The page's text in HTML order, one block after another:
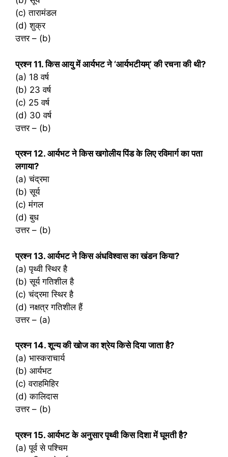
(c) तारामंडल
(d) शुक्र
उत्तर – (b)
प्रश्‍न 11. किस आयु में आर्यभट ने ‘आर्यभटीयम्’ की रचना की थी?
(a) 18 वर्ष
(b) 23 वर्ष
(c) 25 वर्ष
(d) 30 वर्ष
उत्तर – (b)
प्रश्‍न 12. आर्यभट ने किस खगोलीय पिंड के लिए रविमार्ग का पता
लगाया?
(a) चंद्रमा
(b) सूर्य
(c) मंगल
(d) बुध
उत्तर – (b)
प्रश्‍न 13. आर्यभट ने किस अंधविश्वास का खंडन किया?
(a) पृथ्वी स्थिर है
(b) सूर्य गतिशील है
(c) चंद्रमा स्थिर है
(d) नक्षत्र गतिशील हैं
उत्तर – (a)
प्रश्‍न 14. शून्य की खोज का श्रेय किसे दिया जाता है?
(a) भास्कराचार्य
(b) आर्यभट
(c) वराहमिहिर
(d) कालिदास
उत्तर – (b)
प्रश्‍न 15. आर्यभट के अनुसार पृथ्वी किस दिशा में घूमती है?
(a) पूर्व से पश्चिम